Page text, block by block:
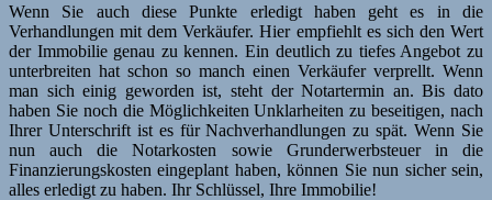
Wenn Sie auch diese Punkte erledigt haben geht es in die
Verhandlungen mit dem Verkäufer. Hier empfiehlt es sich den Wert
der Immobilie genau zu kennen. Ein deutlich zu tiefes Angebot zu
unterbreiten hat schon so manch einen Verkäufer verprellt. Wenn
man sich einig geworden ist, steht der Notartermin an. Bis dato
haben Sie noch die Möglichkeiten Unklarheiten zu beseitigen, nach
Ihrer Unterschrift ist es für Nachverhandlungen zu spät. Wenn Sie
nun auch die Notarkosten sowie Grunderwerbsteuer in die
Finanzierungskosten eingeplant haben, können Sie nun sicher sein,
alles erledigt zu haben. Ihr Schlüssel, Ihre Immobilie!